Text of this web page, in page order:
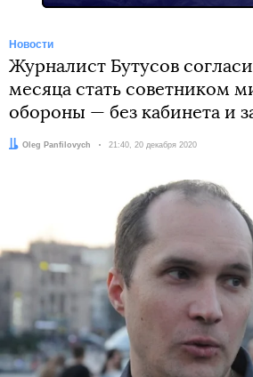
Новости
Журналист Бутусов
месяца стать советником
обороны — без кабинета и
Автор:
Oleg Panfilovych Дата:
21:40, 20 декабря 2020